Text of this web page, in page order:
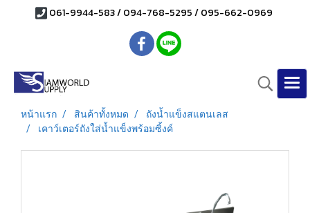
061-9944-583 / 094-768-5295 / 095-662-0969
หน้าแรก สินค้าทั้งหมด
ถังน้ำแข็งสแตนเลส
เคาว์เตอร์ถังใส่น้ำแข็งพร้อมซิ้งค์